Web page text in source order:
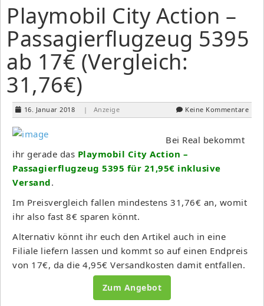
Playmobil City Action –
Passagierflugzeug 5395
ab 17€ (Vergleich:
31,76€)
16. Januar 2018 | Anzeige Keine Kommentare
Bei Real bekommt
ihr gerade das Playmobil City Action –
Passagierflugzeug 5395 für 21,95€ inklusive
Versand.
Im Preisvergleich fallen mindestens 31,76€ an, womit
ihr also fast 8€ sparen könnt.
Alternativ könnt ihr euch den Artikel auch in eine
Filiale liefern lassen und kommt so auf einen Endpreis
von 17€, da die 4,95€ Versandkosten damit entfallen.
Zum Angebot